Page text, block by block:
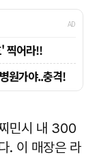
민시 내 300
. 이 매장은 라